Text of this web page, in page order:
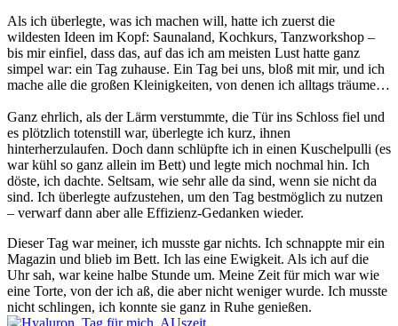
Als ich überlegte, was ich machen will, hatte ich zuerst die
wildesten Ideen im Kopf: Saunaland, Kochkurs, Tanzworkshop –
bis mir einfiel, dass das, auf das ich am meisten Lust hatte ganz
simpel war: ein Tag zuhause. Ein Tag bei uns, bloß mit mir, und ich
mache alle die großen Kleinigkeiten, von denen ich alltags träume…
Ganz ehrlich, als der Lärm verstummte, die Tür ins Schloss fiel und
es plötzlich totenstill war, überlegte ich kurz, ihnen
hinterherzulaufen. Doch dann schlüpfte ich in einen Kuschelpulli (es
war kühl so ganz allein im Bett) und legte mich nochmal hin. Ich
döste, ich dachte. Seltsam, wie sehr alle da sind, wenn sie nicht da
sind. Ich überlegte aufzustehen, um den Tag bestmöglich zu nutzen
– verwarf dann aber alle Effizienz-Gedanken wieder.
Dieser Tag war meiner, ich musste gar nichts. Ich schnappte mir ein
Magazin und blieb im Bett. Ich las eine Ewigkeit. Als ich auf die
Uhr sah, war keine halbe Stunde um. Meine Zeit für mich war wie
eine Torte, von der ich aß, die aber nicht weniger wurde. Ich musste
nicht schlingen, ich konnte sie ganz in Ruhe genießen.